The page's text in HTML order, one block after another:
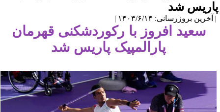
پاریس شد
| آخرین بروزرسانی: ۱۴۰۳/۶/۱۴ |
سعید افروز با رکوردشکنی قهرمان‌
‌پارالمپیک پاریس شد